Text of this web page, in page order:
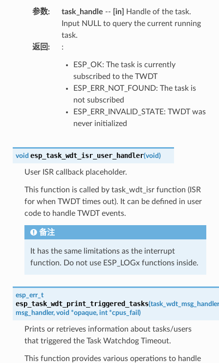
参数: task_handle -- [in]
Handle of the task.
Input NULL to query the current running
task.
返回 : :
ESP_OK: The task is currently
subscribed to the TWDT
ESP_ERR_NOT_FOUND: The task is
not subscribed
ESP_ERR_INVALID_STATE: TWDT was
never initialized
void esp_task_wdt_isr_user_handler(void)
User ISR callback placeholder.
This function is called by task_wdt_isr function (ISR
for when TWDT times out). It can be defined in user
code to handle TWDT events.
备注
It has the same limitations as the interrupt
function. Do not use ESP_LOGx functions inside.
esp_err_t
esp_task_wdt_print_triggered_tasks(task_wdt_msg_handler
msg_handler, void *opaque, int *cpus_fail )
Prints or retrieves information about tasks/users
that triggered the Task Watchdog Timeout.
This function provides various operations to handle